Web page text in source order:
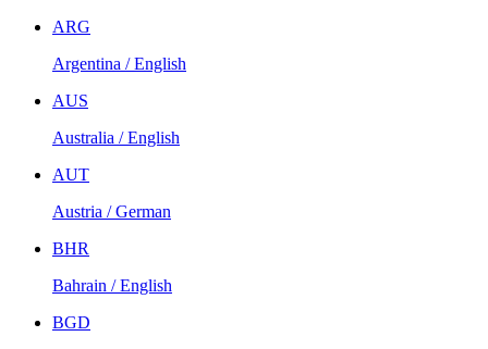
ARG
Argentina / English
AUS
Australia / English
AUT
Austria / German
BHR
Bahrain / English
BGD